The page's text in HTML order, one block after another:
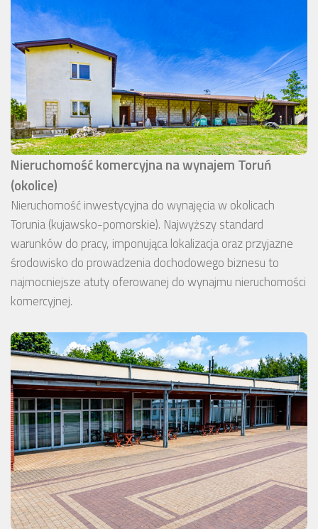
Nieruchomość komercyjna na wynajem Toruń
(okolice)
Nieruchomość inwestycyjna do wynajęcia w okolicach
Torunia (kujawsko-pomorskie). Najwyższy standard
warunków do pracy, imponująca lokalizacja oraz przyjazne
środowisko do prowadzenia dochodowego biznesu to
najmocniejsze atuty oferowanej do wynajmu nieruchomości
komercyjnej.